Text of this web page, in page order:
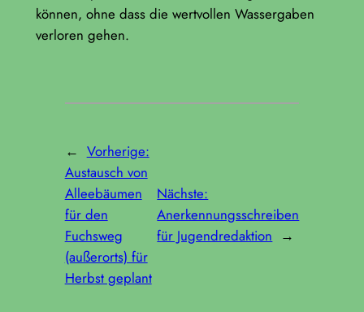
können, ohne dass die wertvollen Wassergaben
verloren gehen.
← Vorherige:
Austausch von
Alleebäumen
für den
Fuchsweg
(außerorts) für
Herbst geplant
Nächste:
Anerkennungsschreiben
für Jugendredaktion →